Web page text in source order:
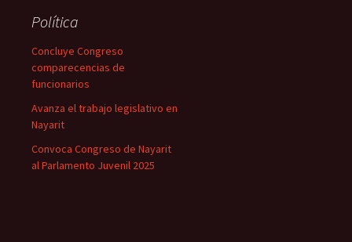
Política
Concluye Congreso
comparecencias de
funcionarios
Avanza el trabajo legislativo en
Nayarit
Convoca Congreso de Nayarit
al Parlamento Juvenil 2025